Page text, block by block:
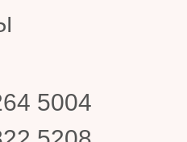
5004